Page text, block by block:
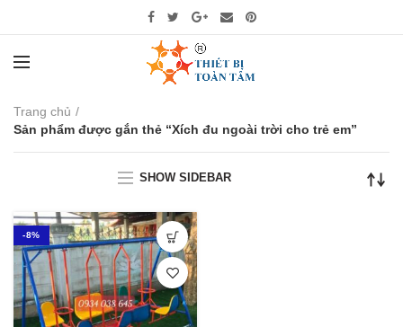
Trang chủ
Sản phẩm được gắn thẻ “Xích đu ngoài trời cho trẻ em”
SHOW SIDEBAR
-8%